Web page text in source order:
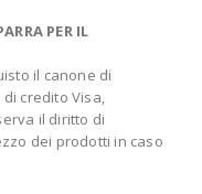
PER IL
il canone di
credito Visa,
il diritto di
dei prodotti in caso